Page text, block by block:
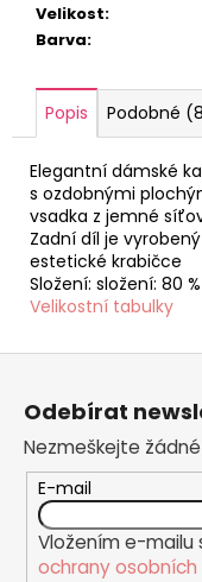
Velikost:
Barva:
Popis Podobné
Elegantní dámské
s ozdobnými
vsadka z jemné
Zadní díl je
estetické krabičce
Složení: složení: 80
Velikostní tabulky
Z
Odebírat
Nezmeškejte
E-mail
Vložením e-mailu
ochrany osobních